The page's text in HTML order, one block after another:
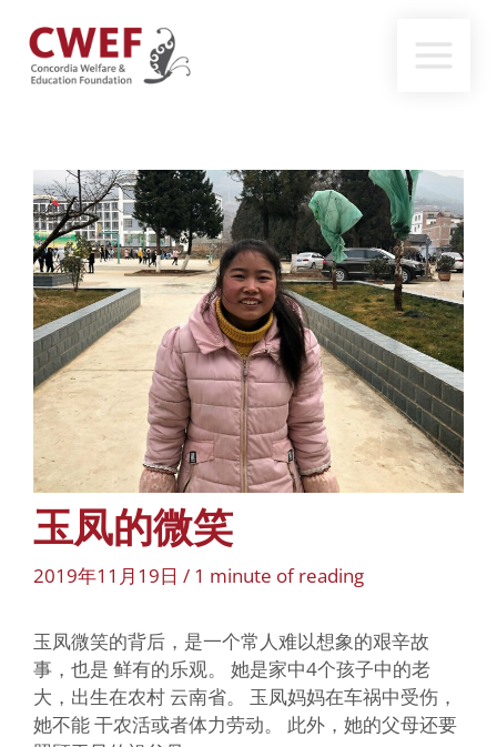
玉凤的微笑
2019年11月19日 / 1 minute of reading
玉凤微笑的背后，是一个常人难以想象的艰辛故
事，也是 鲜有的乐观。 她是家中4个孩子中的老
大，出生在农村 云南省。 玉凤妈妈在车祸中受伤，
她不能 干农活或者体力劳动。 此外，她的父母还要